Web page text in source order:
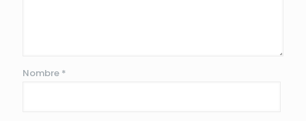
Nombre *